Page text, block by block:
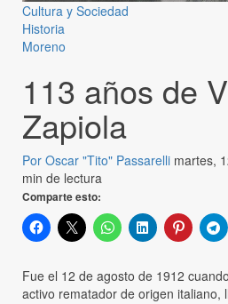
Cultura y Sociedad
Historia
Moreno
113 años de
Zapiola
Por Oscar "Tito" Passarelli martes,
min de lectura
Comparte esto:
Fue el 12 de agosto de 1912 cuando
activo rematador de origen italiano,